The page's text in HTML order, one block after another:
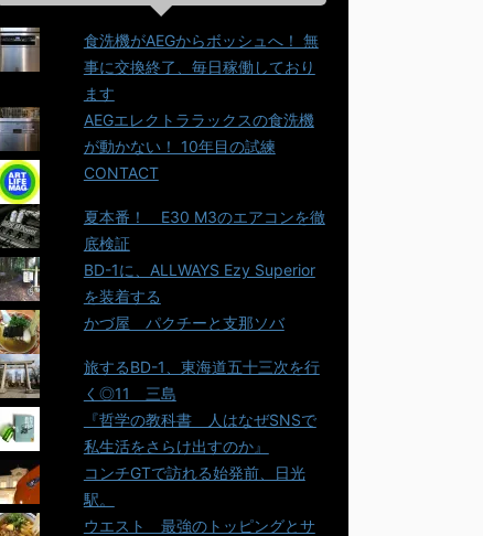
食洗機がAEGからボッシュへ！ 無
事に交換終了、毎日稼働しており
ます
AEGエレクトララックスの食洗機
が動かない！ 10年目の試練
CONTACT
夏本番！ E30 M3のエアコンを徹
底検証
BD-1に、ALLWAYS Ezy Superior
を装着する
かづ屋＿パクチーと支那ソバ
旅するBD-1、東海道五十三次を行
く◎11＿三島
『哲学の教科書＿人はなぜSNSで
私生活をさらけ出すのか』
コンチGTで訪れる始発前、日光
駅。
ウエスト＿最強のトッピングとサ